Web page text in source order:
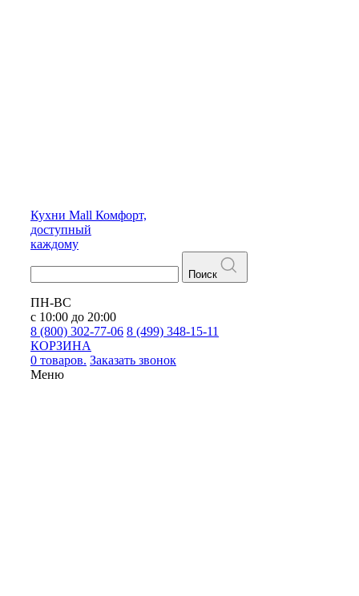
Кухни Mall Комфорт,
доступный
каждому
Поиск
ПН-ВС
с 10:00 до 20:00
8 (800) 302-77-06 8 (499) 348-15-11
КОРЗИНА
0 товаров. Заказать звонок
Меню